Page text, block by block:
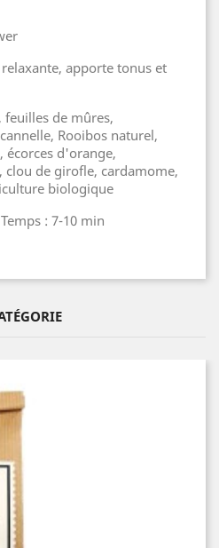
apporte tonus et
de mûres,
Rooibos naturel,
d'orange,
clou de girofle, cardamome,
biologique
: 7-10 min